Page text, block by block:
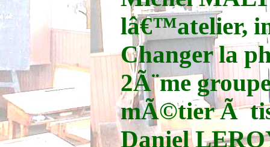
lâ€™atelier,
Changer la
2Ã¨me
mÃ©tier Ã
Daniel